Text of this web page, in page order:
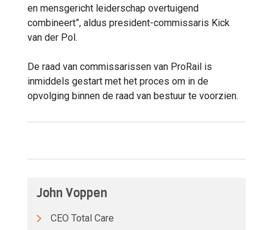
en mensgericht leiderschap overtuigend
combineert”, aldus president-commissaris Kick
van der Pol.
De raad van commissarissen van ProRail is
inmiddels gestart met het proces om in de
opvolging binnen de raad van bestuur te voorzien.
John Voppen
CEO Total Care